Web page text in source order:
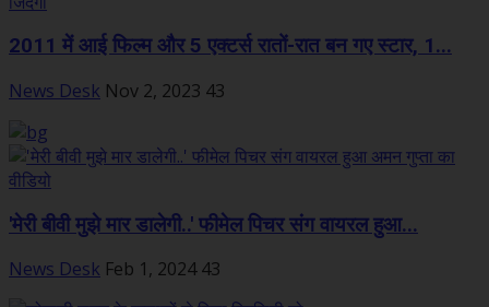
2011 में आई फिल्म और 5 एक्टर्स रातों-रात बन गए स्टार, 1...
News Desk Nov 2, 2023 43
'मेरी बीवी मुझे मार डालेगी..' फीमेल पिचर संग वायरल हुआ...
News Desk Feb 1, 2024 43